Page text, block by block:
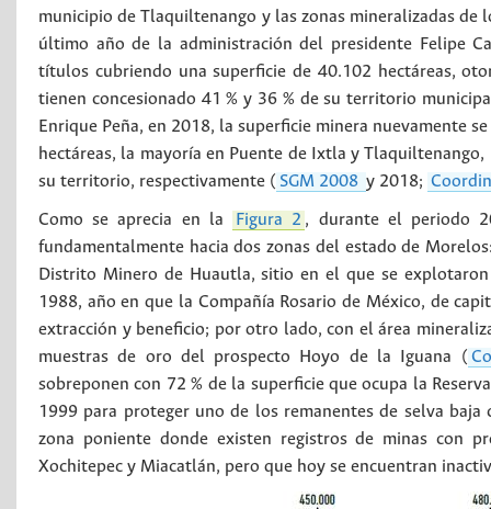
municipio de Tlaquiltenango y las zonas mineralizadas de
último año de la administración del presidente Felipe
títulos cubriendo una superficie de 40.102 hectáreas,
tienen concesionado 41 % y 36 % de su territorio
Enrique Peña, en 2018, la superficie minera nuevamente
hectáreas, la mayoría en Puente de Ixtla y
su territorio, respectivamente ( SGM 2008 y 2018;
Como se aprecia en la Figura 2 , durante el periodo
fundamentalmente hacia dos zonas del estado de
Distrito Minero de Huautla, sitio en el que se
1988, año en que la Compañía Rosario de México, de
extracción y beneficio; por otro lado, con el área
muestras de oro del prospecto Hoyo de la Iguana (
sobreponen con 72 % de la superficie que ocupa la
1999 para proteger uno de los remanentes de selva
zona poniente donde existen registros de minas con
Xochitepec y Miacatlán, pero que hoy se encuentran